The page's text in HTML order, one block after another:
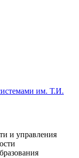
им. Т.И.
и управления